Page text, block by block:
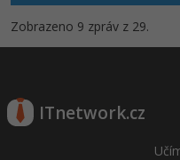
Zobrazeno 9 zpráv z 29.
ITnetwork.cz